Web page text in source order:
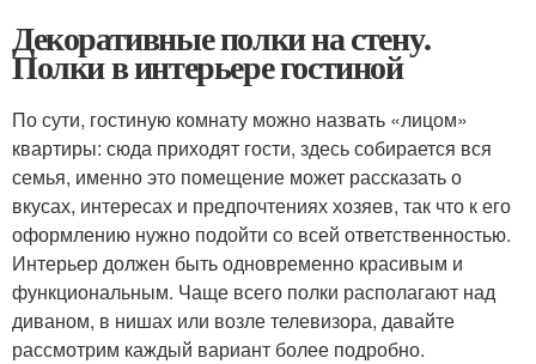
Декоративные полки на стену.
Полки в интерьере гостиной
По сути, гостиную комнату можно назвать «лицом»
квартиры: сюда приходят гости, здесь собирается вся
семья, именно это помещение может рассказать о
вкусах, интересах и предпочтениях хозяев, так что к его
оформлению нужно подойти со всей ответственностью.
Интерьер должен быть одновременно красивым и
функциональным. Чаще всего полки располагают над
диваном, в нишах или возле телевизора, давайте
рассмотрим каждый вариант более подробно.